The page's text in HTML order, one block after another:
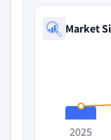
Market
2025